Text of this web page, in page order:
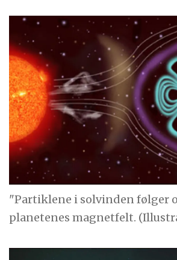
"Partiklene i solvinden følger
planetenes magnetfelt.